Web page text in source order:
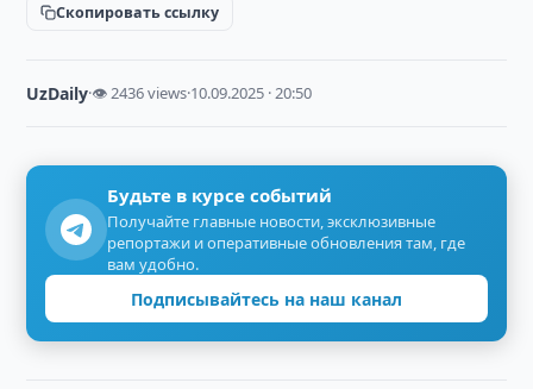
Скопировать ссылку
UzDaily·👁 2436 views·10.09.2025 · 20:50
Будьте в курсе событий
Получайте главные новости, эксклюзивные
репортажи и оперативные обновления там, где
вам удобно.
Подписывайтесь на наш канал